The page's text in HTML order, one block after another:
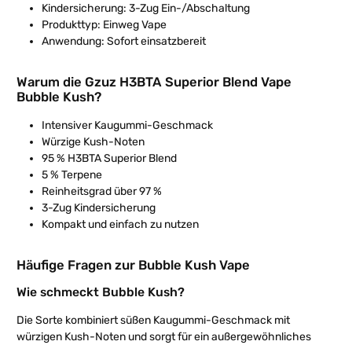
Kindersicherung: 3-Zug Ein-/Abschaltung
Produkttyp: Einweg Vape
Anwendung: Sofort einsatzbereit
Warum die Gzuz H3BTA Superior Blend Vape
Bubble Kush?
Intensiver Kaugummi-Geschmack
Würzige Kush-Noten
95 % H3BTA Superior Blend
5 % Terpene
Reinheitsgrad über 97 %
3-Zug Kindersicherung
Kompakt und einfach zu nutzen
Häufige Fragen zur Bubble Kush Vape
Wie schmeckt Bubble Kush?
Die Sorte kombiniert süßen Kaugummi-Geschmack mit
würzigen Kush-Noten und sorgt für ein außergewöhnliches